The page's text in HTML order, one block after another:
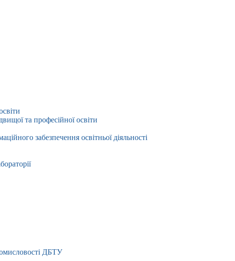
та професійної освіти
забезпечення освітньої діяльності
ДБТУ